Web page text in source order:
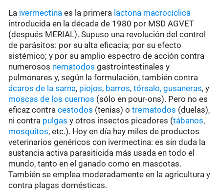
La ivermectina es la primera lactona macrocíclica
introducida en la década de 1980 por MSD AGVET
(después MERIAL). Supuso una revolución del control
de parásitos: por su alta eficacia; por su efecto
sistémico; y por su amplio espectro de acción contra
numerosos nematodos gastrointestinales y
pulmonares y, según la formulación, también contra
ácaros de la sarna, piojos, barros,tórsalo,gusaneras, y
moscas de los cuernos (sólo en pour-ons). Pero no es
eficaz contracestodos (tenias) otrematodos (duelas),
ni contra pulgas y otros insectos picadores (tábanos,
mosquitos, etc.). Hoy en día hay miles de productos
veterinarios genéricos con ivermectina: es sin duda la
sustancia activa parasiticida más usada en todo el
mundo, tanto en el ganado como en mascotas.
También se emplea moderadamente en la agricultura y
contra plagas domésticas.